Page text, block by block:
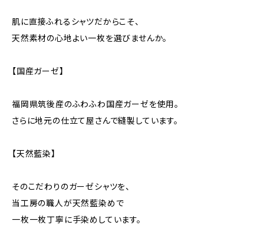
肌に直接ふれるシャツだからこそ、
天然素材の心地よい一枚を選びませんか。
【国産ガーゼ】
福岡県筑後産のふわふわ国産ガーゼを使用。
さらに地元の仕立て屋さんで縫製しています。
【天然藍染】
そのこだわりのガーゼシャツを、
当工房の職人が天然藍染めで
一枚一枚丁寧に手染めしています。